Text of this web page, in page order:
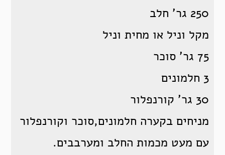
250 גר’ חלב
מקל וניל או מחית וניל
75 גר’ סוכר
3 חלמונים
30 גר’ קורנפלור
מניחים בקערה חלמונים,סוכר וקורנפלור
עם מעט מכמות החלב ומערבבים.